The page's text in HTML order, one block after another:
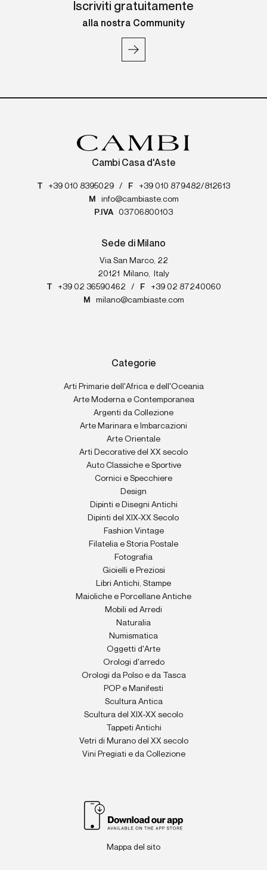
Iscriviti gratuitamente
alla nostra Community
Cambi Casa d'Aste
T +39 010 8395029 / F
+39 010 879482/812613
M
info@cambiaste.com
P.IVA
03706800103
Sede di Milano
Via San Marco, 22
20121
Milano
Italy
T
+39 02 36590462 / F
+39 02 87240060
M
milano@cambiaste.com
Categorie
Arti Primarie dell'Africa e dell'Oceania
Arte Moderna e Contemporanea
Argenti da Collezione
Arte Marinara e Imbarcazioni
Arte Orientale
Arti Decorative del XX secolo
Auto Classiche e Sportive
Cornici e Specchiere
Design
Dipinti e Disegni Antichi
Dipinti del XIX-XX Secolo
Fashion Vintage
Filatelia e Storia Postale
Fotografia
Gioielli e Preziosi
Libri Antichi, Stampe
Maioliche e Porcellane Antiche
Mobili ed Arredi
Naturalia
Numismatica
Oggetti d'Arte
Orologi d'arredo
Orologi da Polso e da Tasca
POP e Manifesti
Scultura Antica
Scultura del XIX-XX secolo
Tappeti Antichi
Vetri di Murano del XX secolo
Vini Pregiati e da Collezione
Mappa del sito